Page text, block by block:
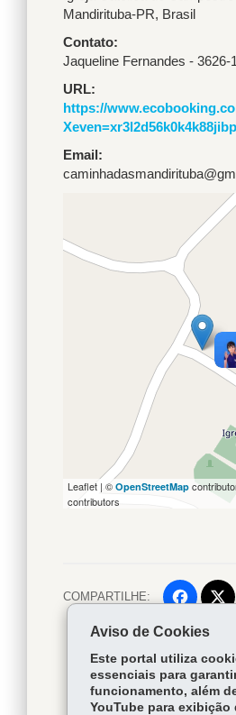
Mandirituba-PR, Brasil
Contato
Jaqueline Fernandes - 3626-
URL
https://
Email
Leaflet | © OpenStreetMap
contributors
COMPARTILHE:
Voltar Início
Baixar
Aviso de Cookies
Este portal utiliza
essenciais para
funcionamento, além
YouTube para exibição